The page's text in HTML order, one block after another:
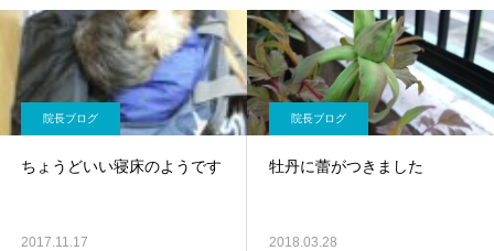
院長ブログ
ちょうどいい寝床のようです
2017.11.17
院長ブログ
牡丹に蕾がつきました
2018.03.28